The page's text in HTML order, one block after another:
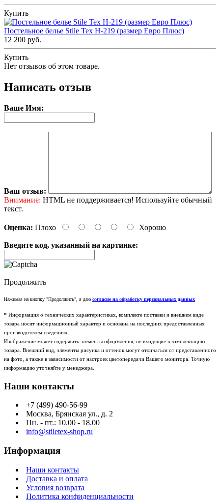
Купить
Постельное белье Stile Tex H-219 (размер Евро Плюс)
12 200 руб.
Купить
Нет отзывов об этом товаре.
Написать отзыв
Ваше Имя:
Ваш отзыв:
Внимание: HTML не поддерживается! Используйте обычный
текст.
Оценка: Плохо Хорошо
Введите код, указанный на картинке:
Продолжить
Нажимая на кнопку "Продолжить", я даю согласие на обработку персональных данных
* Информация о технических характеристиках, комплекте поставки и внешнем виде
товара носит информационный характер и основана на последних предоставленных
производителем сведениях.
Изображение может содержать элементы оформления, не входящие в комплектацию
товара. Внешний вид, элементы рисунка и оттенок могут отличаться от представленного
на фото, а также в зависимости от настроек цветопередачи Вашего монитора. Точную
информацию уточняйте у менеджера.
Наши контакты
+7 (499) 490-56-99
Москва, Брянская ул., д. 2
Пн. - пт.: 10.00 - 18.00
info@stiletex-shop.ru
Информация
Наши контакты
Доставка и оплата
Условия возврата
Политика конфиденциальности